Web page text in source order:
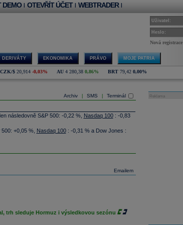
DEMO | OTEVŘÍT ÚČET | WEBTRADER |
Uživatel:
Heslo:
Nová registrace
DERIVÁTY EKONOMIKA PRÁVO MOJE PATRIA
CZK/$ 20,914 -0,03% AU 4 280,38 0,86% BRT 79,42 0,00%
Archiv SMS Terminál
následovně S&P 500: -0,22 %, Nasdaq 100: -0,83
+0,05 %, Nasdaq 100: -0,31 % a Dow Jones :
Vector Dynamics (NVD), která vyvíjí raketové
a hypersonické technologie. Hodnotu investice ani
podpořit obchod produktů kanadského podniku a
NATO (ČTK)
Emailem
trh sleduje Hormuz i výsledkovou sezónu
Reklama